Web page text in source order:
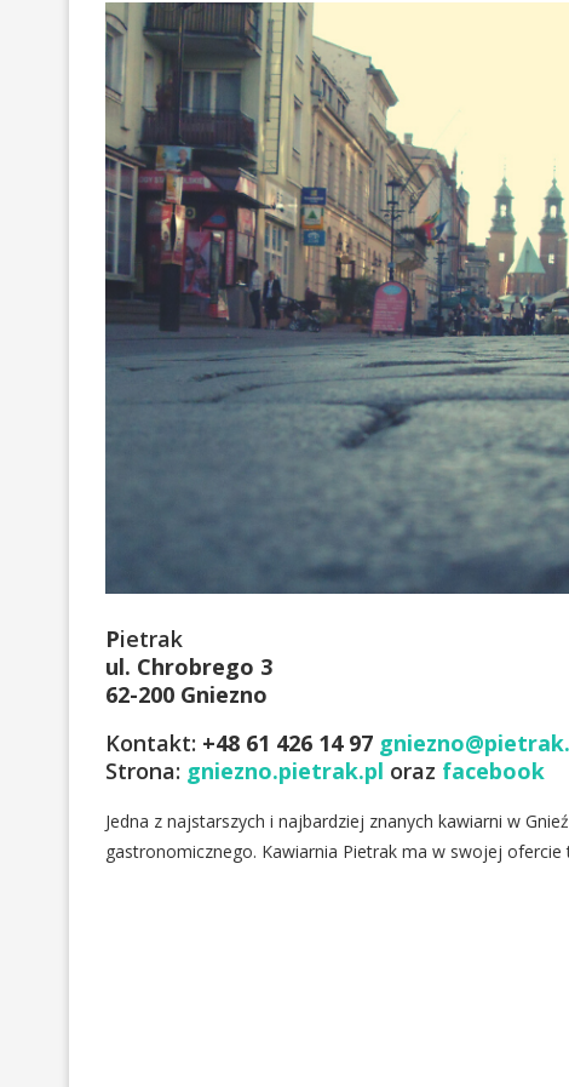
Pietrak
ul. Chrobrego 3
62-200 Gniezno
Kontakt: +48 61 426 14 97
Strona: gniezno.pietrak.pl oraz facebook
Jedna z najstarszych i najbardziej znanych kawiarni w
gastronomicznego. Kawiarnia Pietrak ma w swojej ofercie